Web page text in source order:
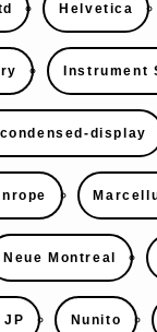
Helvetica
Instrument
display
Neue Montreal
JP Nunito